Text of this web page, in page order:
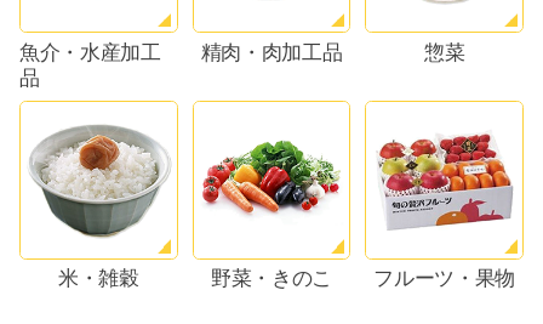
魚介・水産加工
品
精肉・肉加工品 惣菜
米・雑穀 野菜・きのこ フルーツ・果物